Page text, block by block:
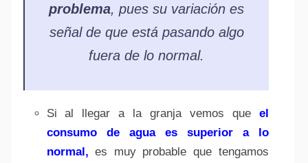
problema, pues su variación es
señal de que está pasando algo
fuera de lo normal.
Si al llegar a la granja vemos que el
consumo de agua es superior a lo
normal, es muy probable que tengamos